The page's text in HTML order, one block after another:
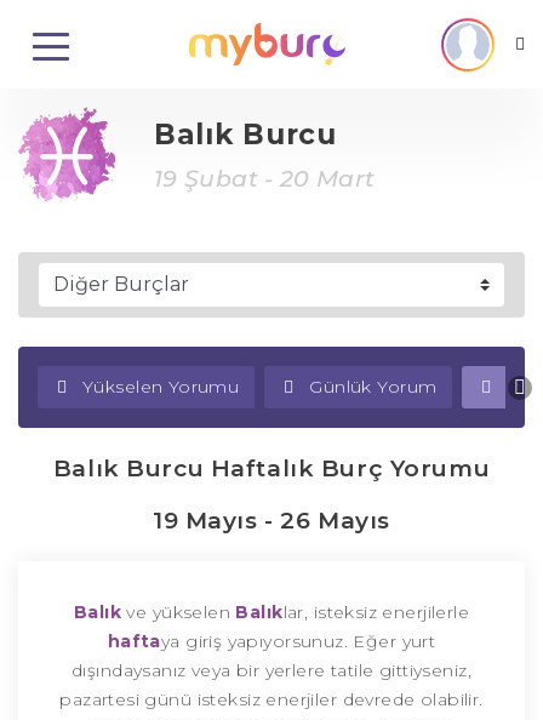
Balık Burcu
19 Şubat - 20 Mart
Yükselen Yorumu Günlük Yorum
Balık Burcu Haftalık Burç Yorumu
19 Mayıs - 26 Mayıs
Balık ve yükselen Balıklar, isteksiz enerjilerle
haftaya giriş yapıyorsunuz. Eğer yurt
dışındaysanız veya bir yerlere tatile gittiyseniz,
pazartesi günü isteksiz enerjiler devrede olabilir.